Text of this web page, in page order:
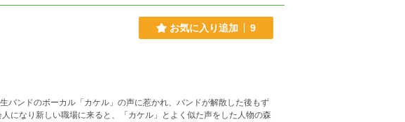
お気に入り追加 9
ンドのボーカル「カケル」の声に惹かれ、バンドが解散した後もず
になり新しい職場に来ると、「カケル」とよく似た声をした人物の森